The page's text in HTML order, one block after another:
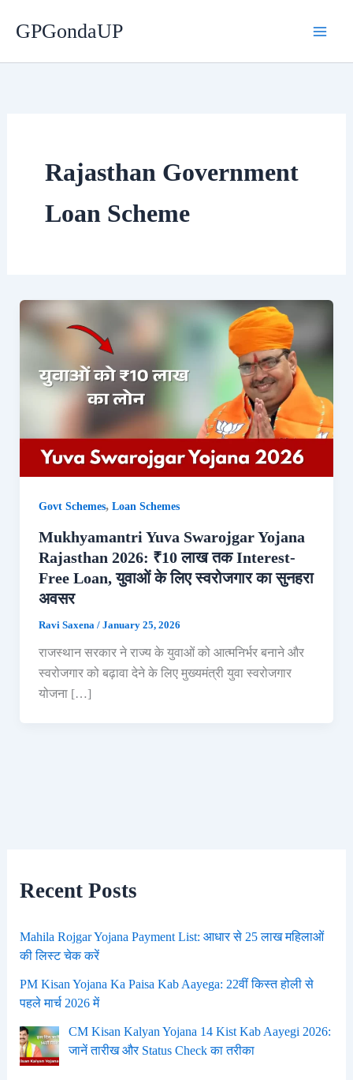
GPGondaUP
Rajasthan Government
Loan Scheme
Govt Schemes, Loan Schemes
Mukhyamantri Yuva Swarojgar Yojana
Rajasthan 2026: ₹10 लाख तक Interest-
Free Loan, युवाओं के लिए स्वरोजगार का सुनहरा
अवसर
Ravi Saxena / January 25, 2026
राजस्थान सरकार ने राज्य के युवाओं को आत्मनिर्भर बनाने और
स्वरोजगार को बढ़ावा देने के लिए मुख्यमंत्री युवा स्वरोजगार
योजना […]
Recent Posts
Mahila Rojgar Yojana Payment List: आधार से 25 लाख महिलाओं
की लिस्ट चेक करें
PM Kisan Yojana Ka Paisa Kab Aayega: 22वीं किस्त होली से
पहले मार्च 2026 में
CM Kisan Kalyan Yojana 14 Kist Kab Aayegi 2026:
जानें तारीख और Status Check का तरीका